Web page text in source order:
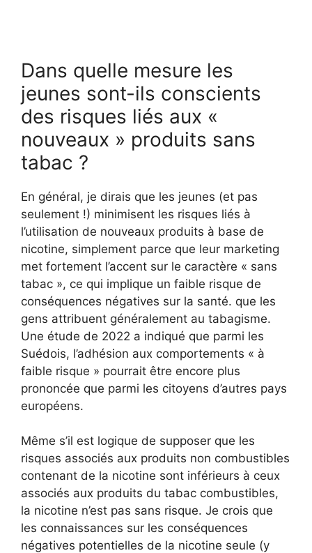
Dans quelle mesure les
jeunes sont-ils conscients
des risques liés aux «
nouveaux » produits sans
tabac ?
En général, je dirais que les jeunes (et pas
seulement !) minimisent les risques liés à
l’utilisation de nouveaux produits à base de
nicotine, simplement parce que leur marketing
met fortement l’accent sur le caractère « sans
tabac », ce qui implique un faible risque de
conséquences négatives sur la santé. que les
gens attribuent généralement au tabagisme.
Une étude de 2022 a indiqué que parmi les
Suédois, l’adhésion aux comportements « à
faible risque » pourrait être encore plus
prononcée que parmi les citoyens d’autres pays
européens.
Même s’il est logique de supposer que les
risques associés aux produits non combustibles
contenant de la nicotine sont inférieurs à ceux
associés aux produits du tabac combustibles,
la nicotine n’est pas sans risque. Je crois que
les connaissances sur les conséquences
négatives potentielles de la nicotine seule (y